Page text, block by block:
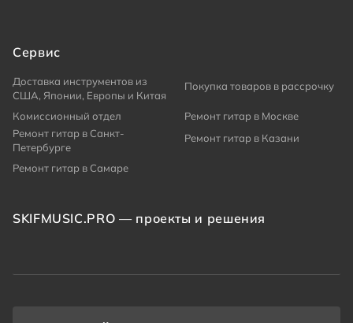
Сервис
Доставка инструментов из
США, Японии, Европы и Китая
Покупка товаров в рассрочку
Комиссионный отдел
Ремонт гитар в Москве
Ремонт гитар в Санкт-
Петербурге
Ремонт гитар в Казани
Ремонт гитар в Самаре
SKIFMUSIC.PRO — проекты и решения